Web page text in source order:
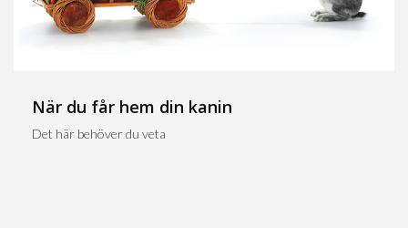
När du får hem din kanin
Det här behöver du veta